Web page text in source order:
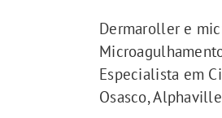
Dermaroller e
Especialista em
Osasco,